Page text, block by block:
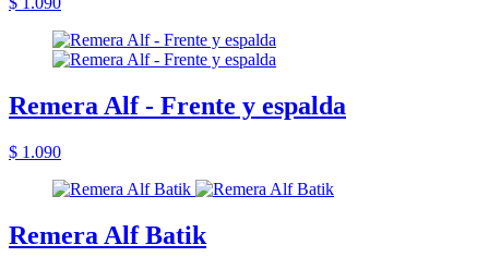
Remera Alf - Frente y espalda
$ 1.090
Remera Alf Batik